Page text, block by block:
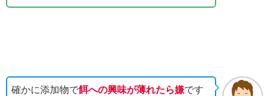
確かに添加物で餌への興味が薄れたら嫌です